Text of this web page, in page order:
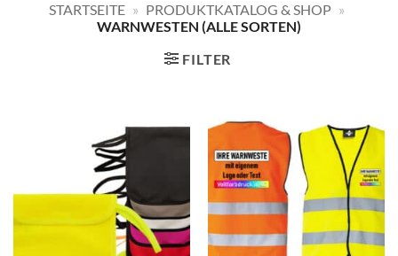
STARTSEITE » PRODUKTKATALOG & SHOP »
WARNWESTEN (ALLE SORTEN)
FILTER